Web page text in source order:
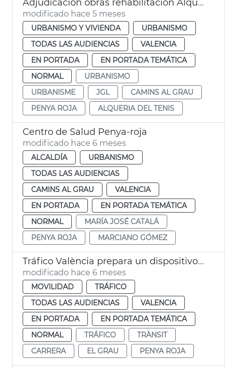
Adjudicación obras rehabilitación Alquería del Tenis
modificado hace 5 meses
URBANISMO Y VIVIENDA
URBANISMO
TODAS LAS AUDIENCIAS
VALENCIA
EN PORTADA
EN PORTADA TEMÁTICA
NORMAL
URBANISMO
URBANISME
JGL
CAMINS AL GRAU
PENYA ROJA
ALQUERIA DEL TENIS
Centro de Salud Penya-roja
modificado hace 6 meses
ALCALDÍA
URBANISMO
TODAS LAS AUDIENCIAS
CAMINS AL GRAU
VALENCIA
EN PORTADA
EN PORTADA TEMÁTICA
NORMAL
MARÍA JOSÉ CATALÁ
PENYA ROJA
MARCIANO GÓMEZ
Tráfico València prepara un dispositivo tráfico para la carrera Never Stop Running
modificado hace 6 meses
MOVILIDAD
TRÁFICO
TODAS LAS AUDIENCIAS
VALENCIA
EN PORTADA
EN PORTADA TEMÁTICA
NORMAL
TRÁFICO
TRÀNSIT
CARRERA
EL GRAU PENYA ROJA